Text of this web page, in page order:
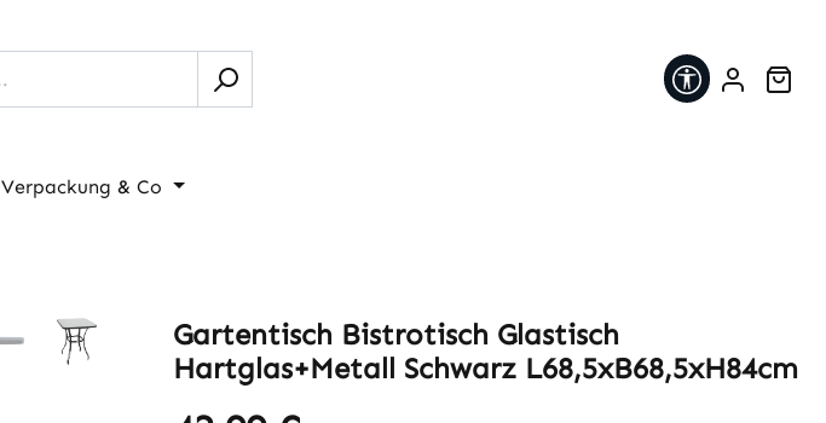
Verpackung & Co
Gartentisch Bistrotisch Glastisch
Hartglas+Metall Schwarz L68,5xB68,5xH84cm